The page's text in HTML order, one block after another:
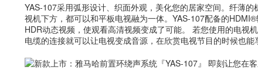
YAS-107采用弧形设计、织面外观，美化您的居家空间。纤薄
视机下方，都可以和平板电视融为一体。YAS-107配备的
HDR动态视频，使观看高清视频变成了可能。 若您使用的电视
电缆的连接就可以让电视变成音源，在欣赏电视节目的时候也能